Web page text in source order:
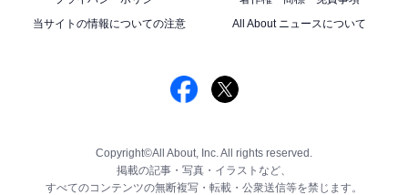
当サイトの情報についての注意
All About ニュースについて
Copyright©All About, Inc. All rights reserved.
掲載の記事・写真・イラストなど、
すべてのコンテンツの無断複写・転載・公衆送信等を禁じます。